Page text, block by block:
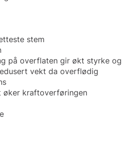
stem
på overflaten gir økt styrke og
vekt da overflødig
kraftoverføringen